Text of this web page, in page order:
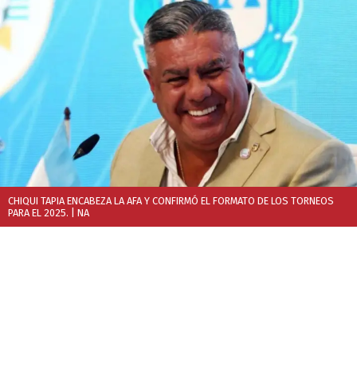
CHIQUI TAPIA ENCABEZA LA AFA Y CONFIRMÓ EL FORMATO DE LOS TORNEOS
PARA EL 2025. | NA